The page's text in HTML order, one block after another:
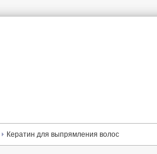
Кератин для выпрямления волос